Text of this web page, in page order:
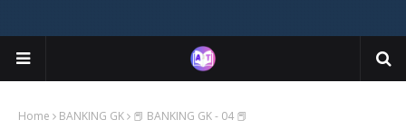
Home BANKING GK 📕 BANKING GK - 04 📕